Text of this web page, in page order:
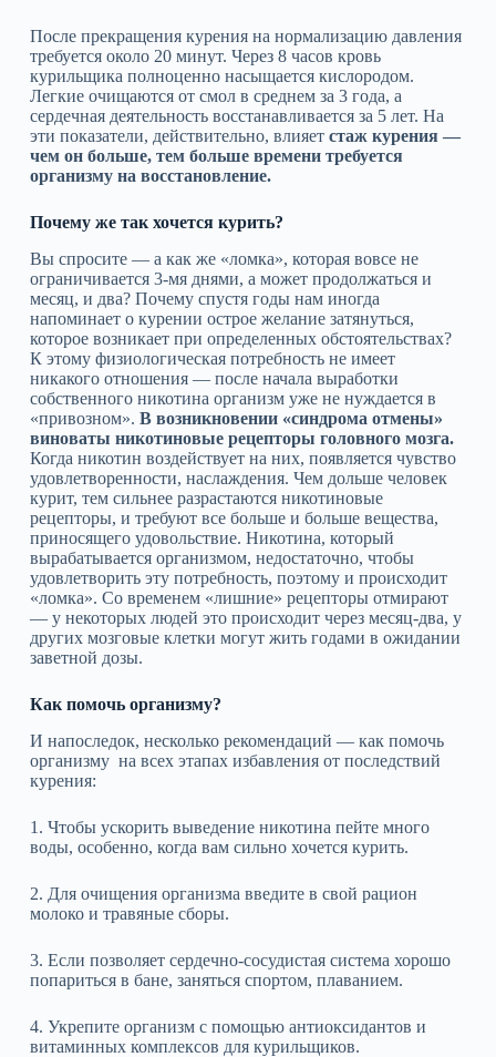
После прекращения курения на нормализацию давления
требуется около 20 минут. Через 8 часов кровь
курильщика полноценно насыщается кислородом.
Легкие очищаются от смол в среднем за 3 года, а
сердечная деятельность восстанавливается за 5 лет. На
эти показатели, действительно, влияет стаж курения —
чем он больше, тем больше времени требуется
организму на восстановление.
Почему же так хочется курить?
Вы спросите — а как же «ломка», которая вовсе не
ограничивается 3-мя днями, а может продолжаться и
месяц, и два? Почему спустя годы нам иногда
напоминает о курении острое желание затянуться,
которое возникает при определенных обстоятельствах?
К этому физиологическая потребность не имеет
никакого отношения — после начала выработки
собственного никотина организм уже не нуждается в
«привозном». В возникновении «синдрома отмены»
виноваты никотиновые рецепторы головного мозга.
Когда никотин воздействует на них, появляется чувство
удовлетворенности, наслаждения. Чем дольше человек
курит, тем сильнее разрастаются никотиновые
рецепторы, и требуют все больше и больше вещества,
приносящего удовольствие. Никотина, который
вырабатывается организмом, недостаточно, чтобы
удовлетворить эту потребность, поэтому и происходит
«ломка». Со временем «лишние» рецепторы отмирают
— у некоторых людей это происходит через месяц-два, у
других мозговые клетки могут жить годами в ожидании
заветной дозы.
Как помочь организму?
И напоследок, несколько рекомендаций — как помочь
организму на всех этапах избавления от последствий
курения:
1. Чтобы ускорить выведение никотина пейте много
воды, особенно, когда вам сильно хочется курить.
2. Для очищения организма введите в свой рацион
молоко и травяные сборы.
3. Если позволяет сердечно-сосудистая система хорошо
попариться в бане, заняться спортом, плаванием.
4. Укрепите организм с помощью антиоксидантов и
витаминных комплексов для курильщиков.